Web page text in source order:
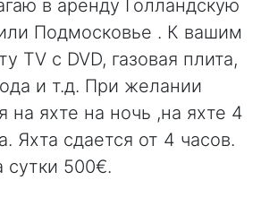
в аренду Голландскую
Подмосковье . К вашим
TV с DVD, газовая плита,
и т.д. При желании
на яхте на ночь ,на яхте 4
Яхта сдается от 4 часов.
сутки 500€.